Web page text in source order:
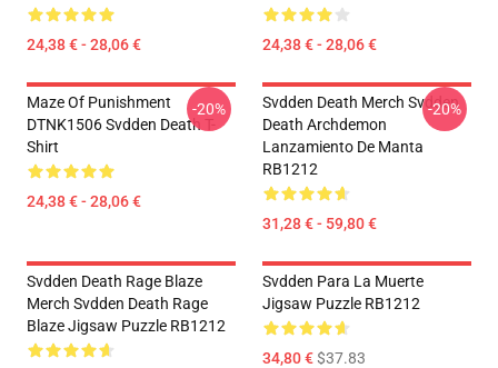
24,38 € - 28,06 € 24,38 € - 28,06 €
Maze Of Punishment
DTNK1506 Svdden Death T-
Shirt
24,38 € - 28,06 €
-20%
Svdden Death Merch Svdden
Death Archdemon
Lanzamiento De Manta
RB1212
31,28 € - 59,80 €
-20%
Svdden Death Rage Blaze
Merch Svdden Death Rage
Blaze Jigsaw Puzzle RB1212
Svdden Para La Muerte
Jigsaw Puzzle RB1212
34,80 €$37.83